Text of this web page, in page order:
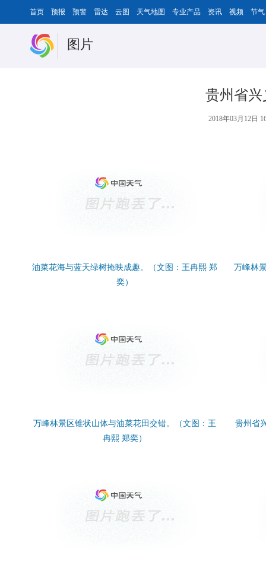
首页 预报 预警 雷达 云图 天气地图 专业产品 资讯 视频 节气
图片
贵州省
2018年03月12日
油菜花海与蓝天绿树掩映成趣。（文图：王冉熙 郑
奕）
万峰林
万峰林景区锥状山体与油菜花田交错。（文图：王
冉熙 郑奕）
贵州省